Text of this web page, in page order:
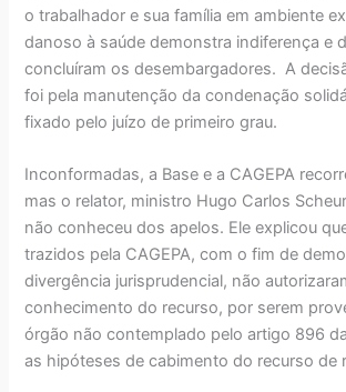
o trabalhador e sua família em ambiente
danoso à saúde demonstra indiferença e
concluíram os desembargadores. A
foi pela manutenção da condenação
fixado pelo juízo de primeiro grau.
Inconformadas, a Base e a CAGEPA
mas o relator, ministro Hugo Carlos
não conheceu dos apelos. Ele explicou
trazidos pela CAGEPA, com o fim de
divergência jurisprudencial, não
conhecimento do recurso, por serem
órgão não contemplado pelo artigo 896 da
as hipóteses de cabimento do recurso de